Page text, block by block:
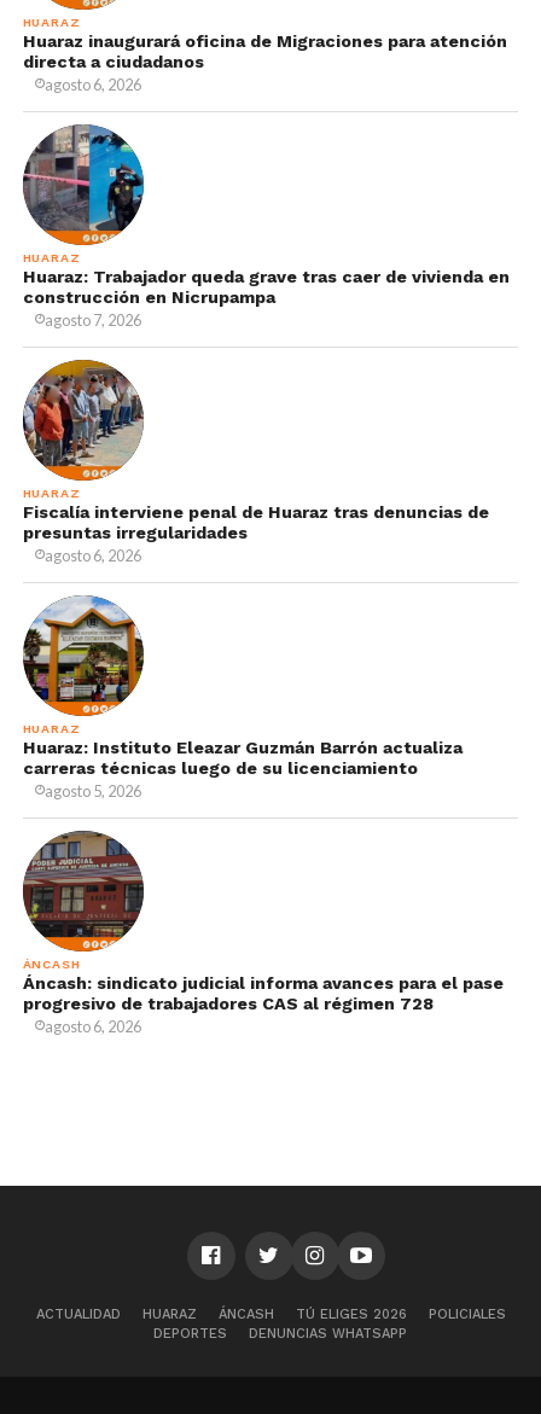
HUARAZ
Huaraz inaugurará oficina de Migraciones para atención
directa a ciudadanos
agosto 6, 2026
HUARAZ
Huaraz: Trabajador queda grave tras caer de vivienda en
construcción en Nicrupampa
agosto 7, 2026
HUARAZ
Fiscalía interviene penal de Huaraz tras denuncias de
presuntas irregularidades
agosto 6, 2026
HUARAZ
Huaraz: Instituto Eleazar Guzmán Barrón actualiza
carreras técnicas luego de su licenciamiento
agosto 5, 2026
ÁNCASH
Áncash: sindicato judicial informa avances para el pase
progresivo de trabajadores CAS al régimen 728
agosto 6, 2026
ACTUALIDAD HUARAZ ÁNCASH TÚ ELIGES 2026
POLICIALES
DEPORTES
DENUNCIAS WHATSAPP